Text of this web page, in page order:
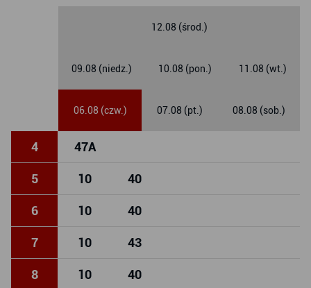
06.08 (czw.) 07.08 (pt.) 08.08 (sob.)
09.08 (niedz.) 10.08 (pon.) 11.08 (wt.)
12.08 (środ.)
4 47A
5 10 40
6 10 40
7 10 43
8 10 40